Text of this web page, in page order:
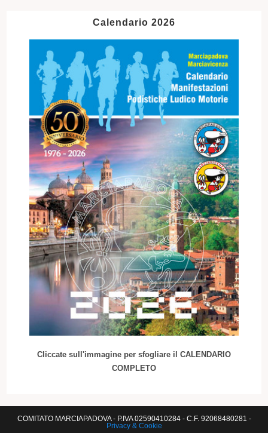
Calendario 2026
Cliccate sull'immagine per sfogliare il CALENDARIO
COMPLETO
COMITATO MARCIAPADOVA - P.IVA 02590410284 - C.F. 92068480281 -
Privacy & Cookie